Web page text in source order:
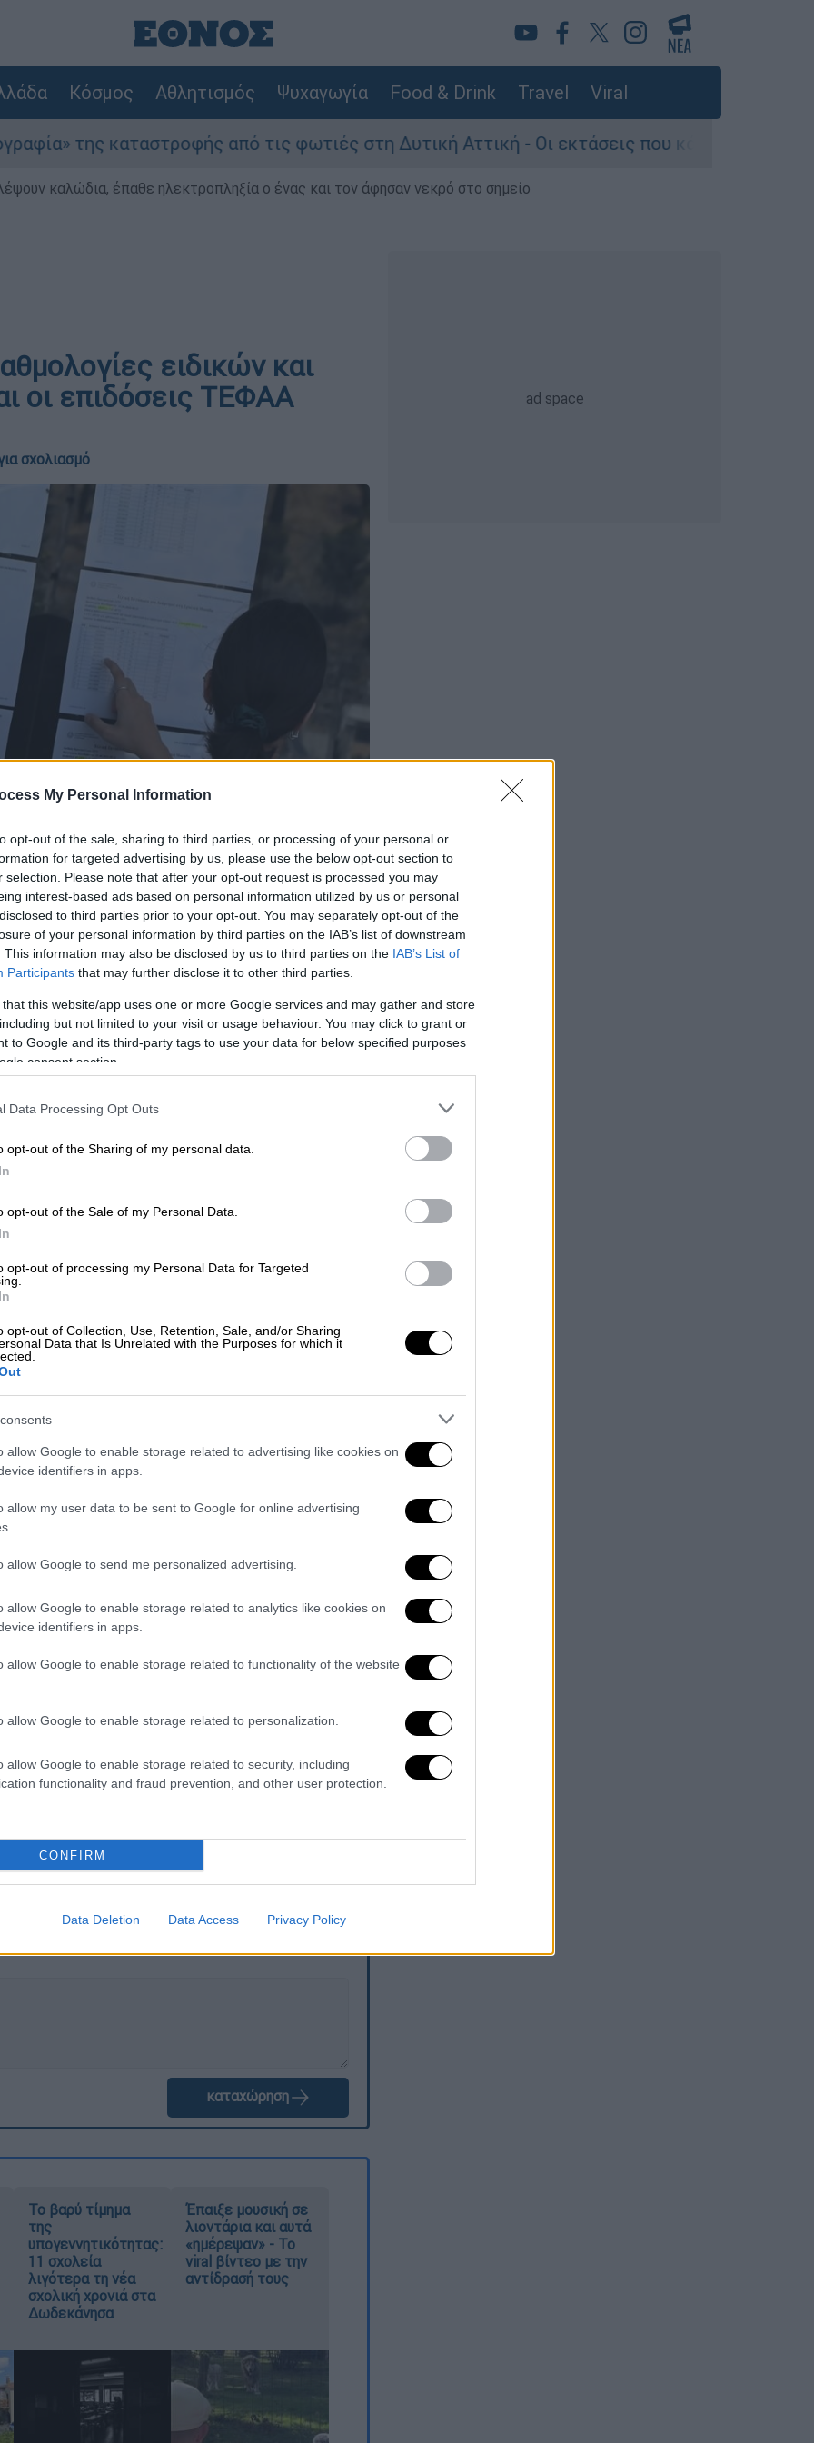
My Personal Information
opt-out of the sale, sharing to third parties, or processing of your personal or
for targeted advertising by us, please use the below opt-out section to
selection. Please note that after your opt-out request is processed you may
interest-based ads based on personal information utilized by us or personal
to third parties prior to your opt-out. You may separately opt-out of the
of your personal information by third parties on the IAB’s list of downstream
This information may also be disclosed by us to third parties on the IAB’s List of
Participants that may further disclose it to other third parties.
that this website/app uses one or more Google services and may gather and store
but not limited to your visit or usage behaviour. You may click to grant or
to Google and its third-party tags to use your data for below specified purposes
consent section.
Data Processing Opt Outs
opt-out of the Sharing of my personal data.
opt-out of the Sale of my Personal Data.
opt-out of processing my Personal Data for Targeted
opt-out of Collection, Use, Retention, Sale, and/or Sharing
Data that Is Unrelated with the Purposes for which it
allow Google to enable storage related to advertising like cookies on
identifiers in apps.
allow my user data to be sent to Google for online advertising
allow Google to send me personalized advertising.
allow Google to enable storage related to analytics like cookies on
identifiers in apps.
allow Google to enable storage related to functionality of the website
allow Google to enable storage related to personalization.
allow Google to enable storage related to security, including
functionality and fraud prevention, and other user protection.
CONFIRM
Data Deletion Data Access Privacy Policy
Κόσμος Αθλητισμός Ψυχαγωγία Food & Drink Travel Viral
καταστροφής από τις φωτιές στη Δυτική Αττική - Οι εκτάσεις που κάηκαν και η επόμενη
καλώδια, έπαθε ηλεκτροπληξία ο ένας και τον άφησαν νεκρό στο σημείο
ειδικών και
οι επιδόσεις ΤΕΦΑΑ
σχολιασμό
το ΕΘΝΟΣ στη Google
οιβαθμολογίες των ειδικών και
επίδοσης στις πρακτικές δοκιμασίες
ΕξετάσεωνΓΕΛ και ΕΠΑΛ,
τηβαθμολογίατους και με
τις βάσεις – Σε ποια πεδία θα
και η δικαίωση - Αριστούχοι
από το
Εθνικό Δίκτυο Υποδομών
, σε συνεργασία με τηΓενική Διεύθυνση
τουΨηφιακού Μετασχηματισμού
και μουσικά μαθήματα καθώς και στις
πανελλαδικές εξετάσεις ΓΕΛ και ΕΠΑΛ
ΕΠΑΛ
ΕΘΝΟΣ θα παρεμβαίνει και τα προσβλητικά σχόλια θα
καταχώρηση
Το βαρύ τίμημα
της
υπογεννητικότητας:
11 σχολεία
λιγότερα τη νέα
σχολική χρονιά στα
Δωδεκάνησα
Έπαιξε μουσική σε
λιοντάρια και αυτά
«ημέρεψαν» - Το
viral βίντεο με την
αντίδρασή τους